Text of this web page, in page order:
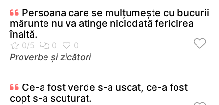
Persoana care se mulţumeşte cu bucurii
mărunte nu va atinge niciodată fericirea
înaltă.
Proverbe și zicători
Ce-a fost verde s-a uscat, ce-a fost
copt s-a scuturat.